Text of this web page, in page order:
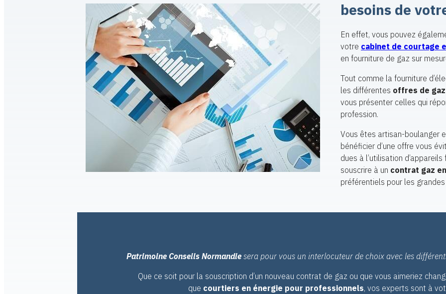
besoins de
En effet, vous pouvez
votre cabinet de courtage
en fourniture de gaz sur
Tout comme la fourniture
les différentes offres de
vous présenter celles qui
profession.
Vous êtes artisan-boulanger
bénéficier d’une offre vous
dues à l’utilisation
souscrire à un contrat gaz
préférentiels pour les
Patrimoine Conseils Normandie sera pour vous un interlocuteur de choix avec les
Que ce soit pour la souscription d’un nouveau contrat de gaz ou que vous aimeriez
que courtiers en énergie pour professionnels, vos experts sont à